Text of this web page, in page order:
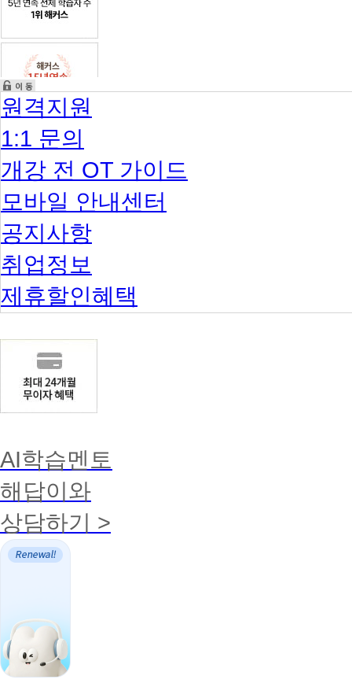
원격지원
1:1 문의
개강 전 OT 가이드
모바일 안내센터
공지사항
취업정보
제휴할인혜택
AI학습멘토
해답이와
상담하기 >